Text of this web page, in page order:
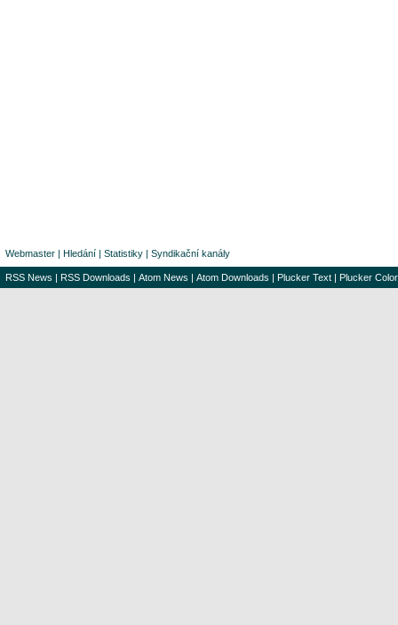
Webmaster | Hledání | Statistiky | Syndikační kanály
RSS News | RSS Downloads | Atom News | Atom Downloads | Plucker Text | Plucker Color